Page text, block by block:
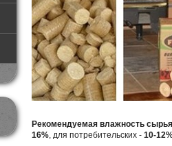
Рекомендуемая влажность сырья
16%, для потребительских - 10-